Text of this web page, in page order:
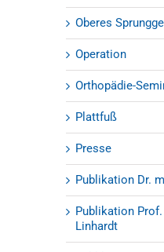
Oberes
Operation
Orthopädie-
Plattfuß
Presse
Publikation Dr.
Publikation
Linhardt